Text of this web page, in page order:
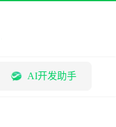
AI开发助手